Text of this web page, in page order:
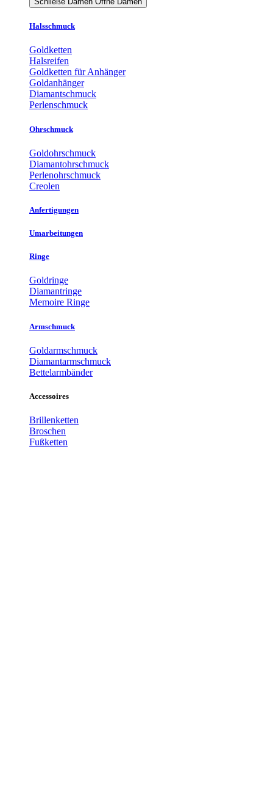
Halsschmuck
Goldketten
Halsreifen
Goldketten für Anhänger
Goldanhänger
Diamantschmuck
Perlenschmuck
Ohrschmuck
Goldohrschmuck
Diamantohrschmuck
Perlenohrschmuck
Creolen
Anfertigungen
Umarbeitungen
Ringe
Goldringe
Diamantringe
Memoire Ringe
Armschmuck
Goldarmschmuck
Diamantarmschmuck
Bettelarmbänder
Accessoires
Brillenketten
Broschen
Fußketten